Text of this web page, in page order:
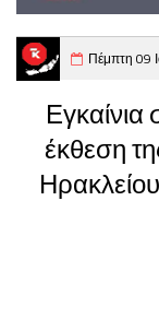
Πέμπτη 09
Εγκαίνια
έκθεση